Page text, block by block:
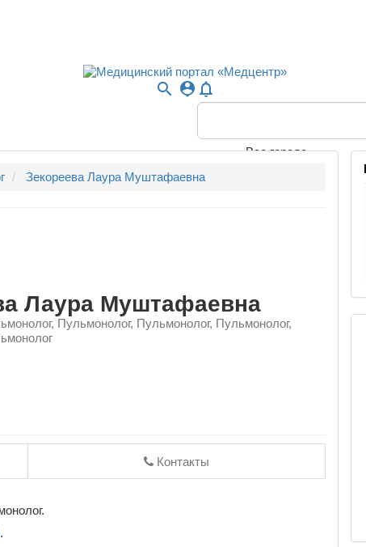
search person_pin notifications_none
Все города
Зекореева Лаура Муштафаевна
Лаура Муштафаевна
Пульмонолог, Пульмонолог, Пульмонолог,
Контакты
.